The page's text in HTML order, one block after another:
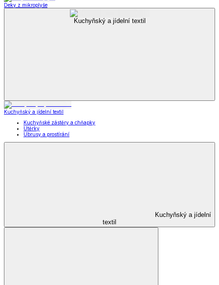
Deky z mikroplyše
Kuchyňský a jídelní textil
Kuchyňský a jídelní textil
Kuchyňské zástěry a chňapky
Utěrky
Ubrusy a prostírání
Kuchyňský a jídelní
textil